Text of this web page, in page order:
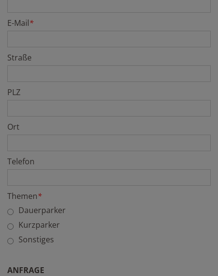
E-Mail*
Straße
PLZ
Ort
Telefon
Themen*
Dauerparker
Kurzparker
Sonstiges
ANFRAGE